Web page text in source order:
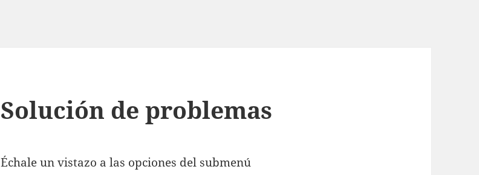
Solución de problemas
Échale un vistazo a las opciones del submenú